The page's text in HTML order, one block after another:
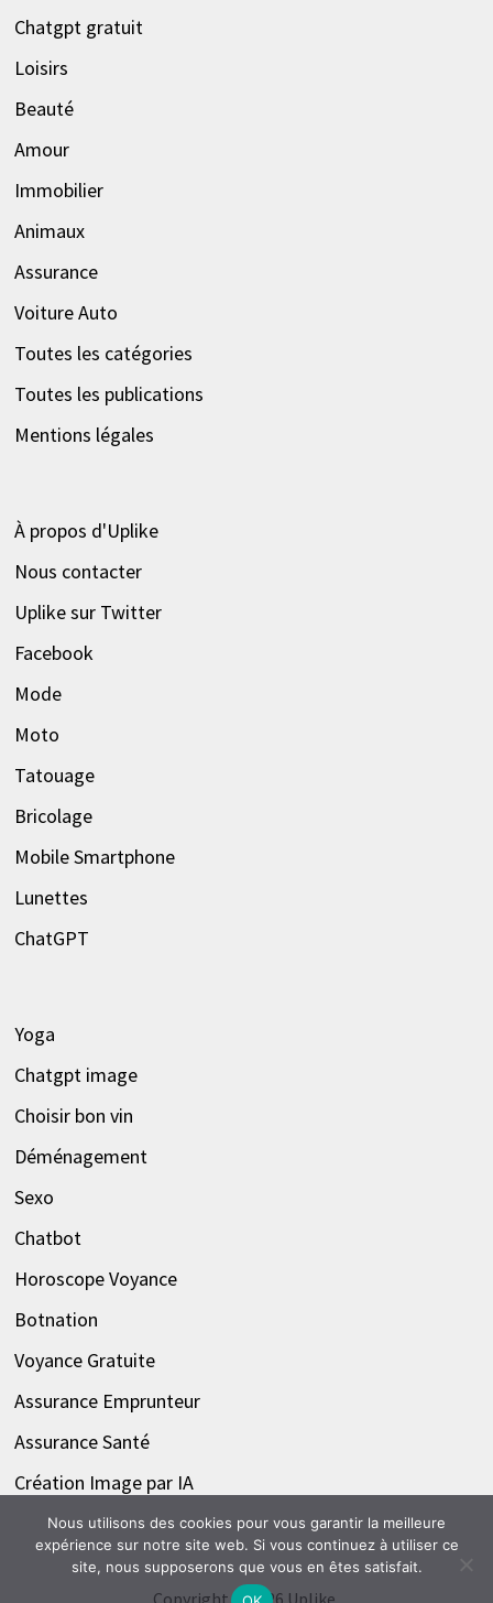
Chatgpt gratuit
Loisirs
Beauté
Amour
Immobilier
Animaux
Assurance
Voiture Auto
Toutes les catégories
Toutes les publications
Mentions légales
À propos d'Uplike
Nous contacter
Uplike sur Twitter
Facebook
Mode
Moto
Tatouage
Bricolage
Mobile Smartphone
Lunettes
ChatGPT
Yoga
Chatgpt image
Choisir bon vin
Déménagement
Sexo
Chatbot
Horoscope Voyance
Botnation
Voyance Gratuite
Assurance Emprunteur
Assurance Santé
Création Image par IA
Copyright © 2026 Uplike
Nous utilisons des cookies pour vous garantir la meilleure
expérience sur notre site web. Si vous continuez à utiliser ce
site, nous supposerons que vous en êtes satisfait.